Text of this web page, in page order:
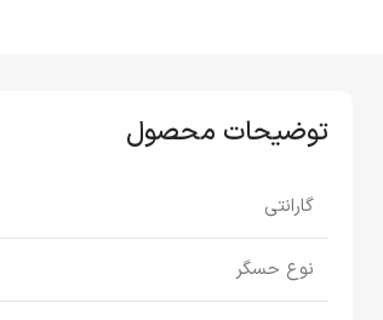
توضیحات محصول
گارانتی
نوع حسگر